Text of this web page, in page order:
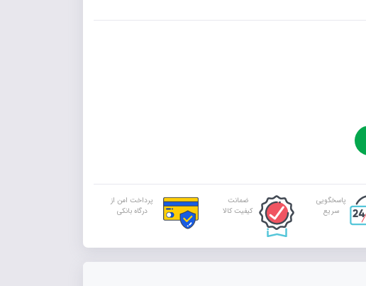
پاسخگویی
سریع
ضمانت
کیفیت کالا
پرداخت امن از
درگاه بانکی